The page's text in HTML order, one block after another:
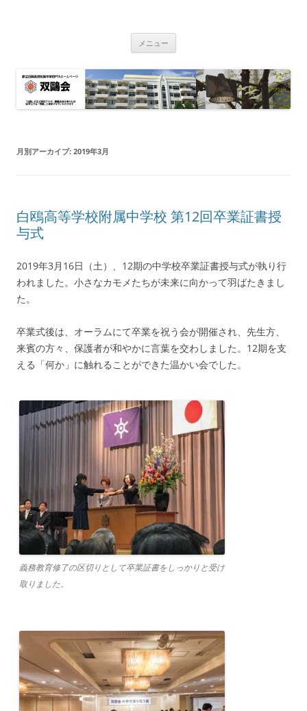
メニュー
ン
ツ
へ
ス
キ
ッ
月別アーカイブ: 2019年3月
白鴎高等学校附属中学校 第12回卒業証書授
与式
2019年3月16日（土）、12期の中学校卒業証書授与式が執り行
われました。小さなカモメたちが未来に向かって羽ばたきまし
た。
卒業式後は、オーラムにて卒業を祝う会が開催され、先生方、
来賓の方々、保護者が和やかに言葉を交わしました。12期を支
える「何か」に触れることができた温かい会でした。
義務教育修了の区切りとして卒業証書をしっかりと受け
取りました。